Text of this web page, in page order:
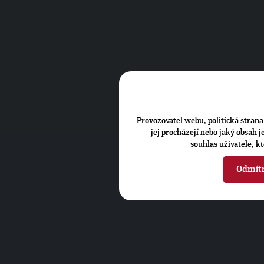
Provozovatel webu, politická
jej procházejí nebo jaký obsah
souhlas uživatele,